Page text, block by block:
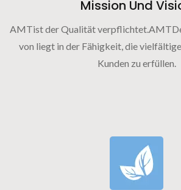
Mission Und
AMTist der Qualität
von liegt in der Fähigkeit, die
Kunden zu erfüllen.